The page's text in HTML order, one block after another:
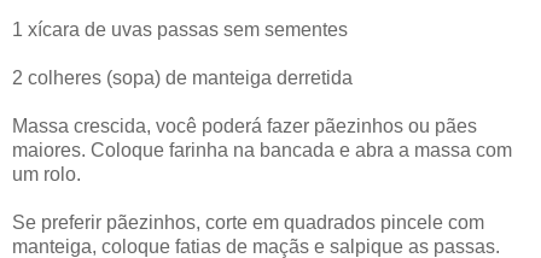
1 xícara de uvas passas sem sementes
2 colheres (sopa) de manteiga derretida
Massa crescida, você poderá fazer pãezinhos ou pães
maiores. Coloque farinha na bancada e abra a massa com
um rolo.
Se preferir pãezinhos, corte em quadrados pincele com
manteiga, coloque fatias de maçãs e salpique as passas.